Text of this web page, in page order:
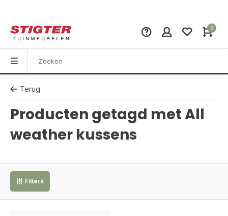
0
Terug
Producten getagd met All
weather kussens
Filters